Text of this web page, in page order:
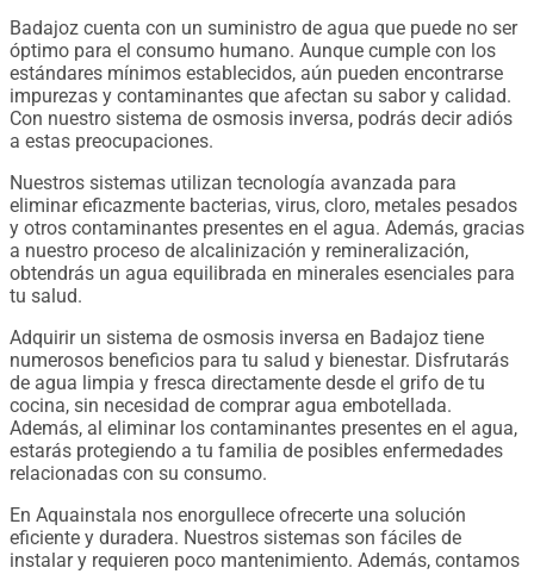
Badajoz cuenta con un suministro de agua que puede no ser
óptimo para el consumo humano. Aunque cumple con los
estándares mínimos establecidos, aún pueden encontrarse
impurezas y contaminantes que afectan su sabor y calidad.
Con nuestro sistema de osmosis inversa, podrás decir adiós
a estas preocupaciones.
Nuestros sistemas utilizan tecnología avanzada para
eliminar eficazmente bacterias, virus, cloro, metales pesados ​​
y otros contaminantes presentes en el agua. Además, gracias
a nuestro proceso de alcalinización y remineralización,
obtendrás un agua equilibrada en minerales esenciales para
tu salud.
Adquirir un sistema de osmosis inversa en Badajoz tiene
numerosos beneficios para tu salud y bienestar. Disfrutarás
de agua limpia y fresca directamente desde el grifo de tu
cocina, sin necesidad de comprar agua embotellada.
Además, al eliminar los contaminantes presentes en el agua,
estarás protegiendo a tu familia de posibles enfermedades
relacionadas con su consumo.
En Aquainstala nos enorgullece ofrecerte una solución
eficiente y duradera. Nuestros sistemas son fáciles de
instalar y requieren poco mantenimiento. Además, contamos